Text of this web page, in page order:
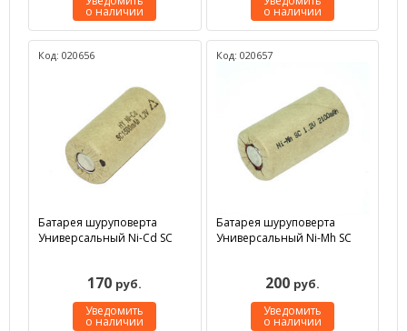
о наличии о наличии
Код: 020656
Батарея шуруповерта
Универсальный Ni-Cd SC
170 руб.
Уведомить
о наличии
Код: 020657
Батарея шуруповерта
Универсальный Ni-Mh SC
200 руб.
Уведомить
о наличии